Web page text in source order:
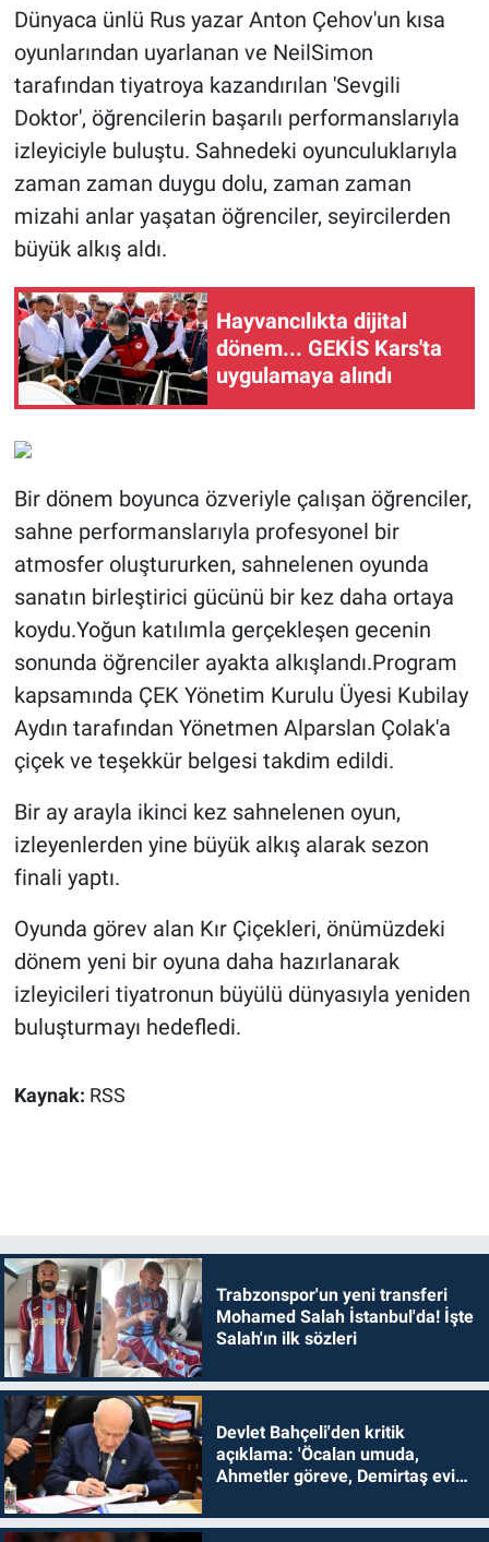
Dünyaca ünlü Rus yazar Anton Çehov'un kısa
oyunlarından uyarlanan ve NeilSimon
tarafından tiyatroya kazandırılan 'Sevgili
Doktor', öğrencilerin başarılı performanslarıyla
izleyiciyle buluştu. Sahnedeki oyunculuklarıyla
zaman zaman duygu dolu, zaman zaman
mizahi anlar yaşatan öğrenciler, seyircilerden
büyük alkış aldı.
Hayvancılıkta dijital
dönem... GEKİS Kars'ta
uygulamaya alındı
Bir dönem boyunca özveriyle çalışan öğrenciler,
sahne performanslarıyla profesyonel bir
atmosfer oluştururken, sahnelenen oyunda
sanatın birleştirici gücünü bir kez daha ortaya
koydu.Yoğun katılımla gerçekleşen gecenin
sonunda öğrenciler ayakta alkışlandı.Program
kapsamında ÇEK Yönetim Kurulu Üyesi Kubilay
Aydın tarafından Yönetmen Alparslan Çolak'a
çiçek ve teşekkür belgesi takdim edildi.
Bir ay arayla ikinci kez sahnelenen oyun,
izleyenlerden yine büyük alkış alarak sezon
finali yaptı.
Oyunda görev alan Kır Çiçekleri, önümüzdeki
dönem yeni bir oyuna daha hazırlanarak
izleyicileri tiyatronun büyülü dünyasıyla yeniden
buluşturmayı hedefledi.
Kaynak: RSS
Trabzonspor'un yeni transferi
Mohamed Salah İstanbul'da! İşte
Salah'ın ilk sözleri
Devlet Bahçeli'den kritik
açıklama: 'Öcalan umuda,
Ahmetler göreve, Demirtaş evine